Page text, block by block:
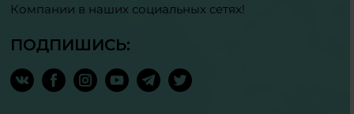
Компании в наших социальных сетях!
ПОДПИШИСЬ: